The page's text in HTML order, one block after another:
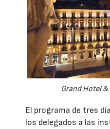
Grand Hotel
El programa de tres
los delegados a las